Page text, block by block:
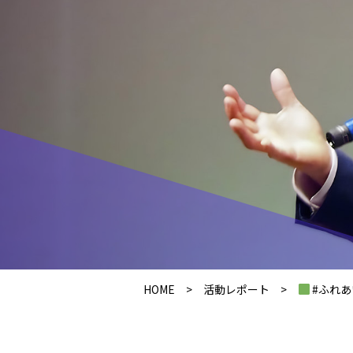
HOME > 活動レポート > #ふれ